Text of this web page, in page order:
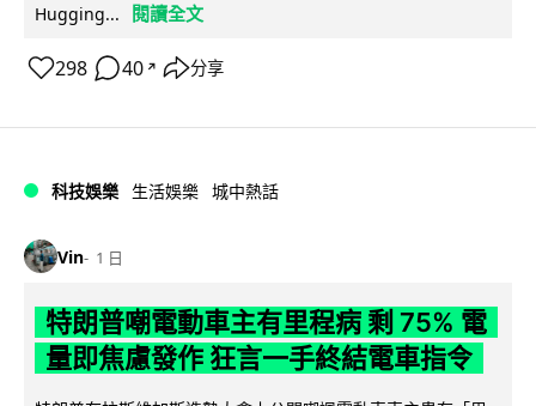
Hugging...
閱讀全文
298 40 ↗ 分享
科技娛樂 生活娛樂 城中熱話
Vin 1 日
特朗普嘲電動車主有里程病 剩 75% 電
量即焦慮發作 狂言一手終結電車指令